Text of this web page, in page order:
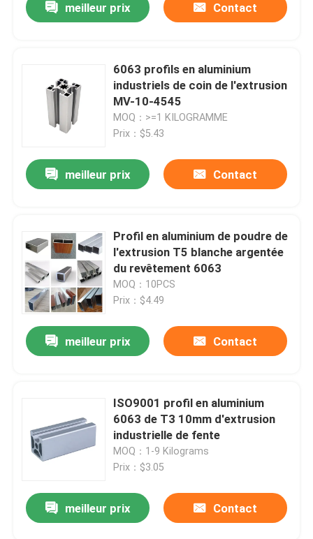
meilleur prix Contact
6063 profils en aluminium
industriels de coin de l'extrusion
MV-10-4545
MOQ：>=1 KILOGRAMME
Prix：$5.43
meilleur prix Contact
Profil en aluminium de poudre de
l'extrusion T5 blanche argentée
du revêtement 6063
MOQ：10PCS
Prix：$4.49
meilleur prix Contact
ISO9001 profil en aluminium
6063 de T3 10mm d'extrusion
industrielle de fente
MOQ：1-9 Kilograms
Prix：$3.05
meilleur prix Contact